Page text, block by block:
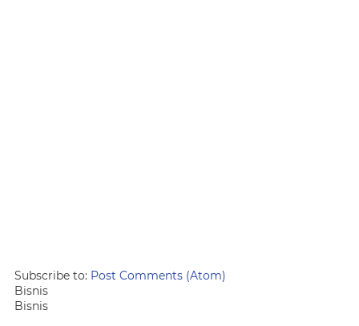
Subscribe to: Post Comments (Atom)
Bisnis
Bisnis